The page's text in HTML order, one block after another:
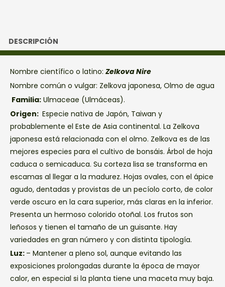
DESCRIPCIÓN
Nombre científico o latino: Zelkova Nire
Nombre común o vulgar: Zelkova japonesa, Olmo de agua
Familia: Ulmaceae (Ulmáceas).
Origen: Especie nativa de Japón, Taiwan y
probablemente el Este de Asia continental. La Zelkova
japonesa está relacionada con el olmo. Zelkova es de las
mejores especies para el cultivo de bonsáis. Árbol de hoja
caduca o semicaduca. Su corteza lisa se transforma en
escamas al llegar a la madurez. Hojas ovales, con el ápice
agudo, dentadas y provistas de un pecíolo corto, de color
verde oscuro en la cara superior, más claras en la inferior.
Presenta un hermoso colorido otoñal. Los frutos son
leñosos y tienen el tamaño de un guisante. Hay
variedades en gran número y con distinta tipología.
Luz: – Mantener a pleno sol, aunque evitando las
exposiciones prolongadas durante la época de mayor
calor, en especial si la planta tiene una maceta muy baja.